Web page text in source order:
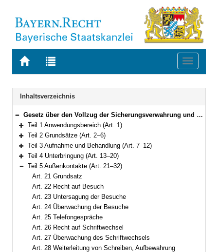
Zur
BAYERN.RECHT
Zur
letzten
Suche
Toggle
Navigation
Inhaltsverzeichnis
Bereich reduzieren
Gesetz über den Vollzug der Sicherungsverwahrung und der Therapieunterbringung (Bayerisches Sicherungsverwahrungsvollzugsgesetz – BaySvVollzG) Vom 22. Mai 2013 (GVBl. S. 275) BayRS 312-0-J (Art. 1–104)
Bereich erweitern
Teil 1 Anwendungsbereich (Art. 1)
Bereich erweitern
Teil 2 Grundsätze (Art. 2–6)
Bereich erweitern
Teil 3 Aufnahme und Behandlung (Art. 7–12)
Bereich erweitern
Teil 4 Unterbringung (Art. 13–20)
Bereich reduzieren
Teil 5 Außenkontakte (Art. 21–32)
Art. 21 Grundsatz
Art. 22 Recht auf Besuch
Art. 23 Untersagung der Besuche
Art. 24 Überwachung der Besuche
Art. 25 Telefongespräche
Art. 26 Recht auf Schriftwechsel
Art. 27 Überwachung des Schriftwechsels
Art. 28 Weiterleitung von Schreiben, Aufbewahrung